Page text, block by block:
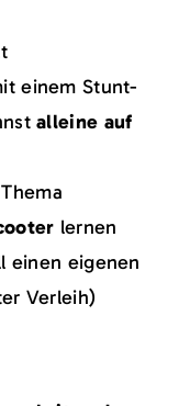
einem Stunt-
alleine auf
lernen
einen eigenen
Verleih)